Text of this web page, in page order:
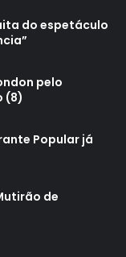
do espetáculo
pelo
(8)
Popular já
de